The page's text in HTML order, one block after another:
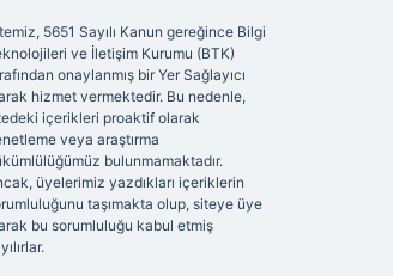
5651 Sayılı Kanun gereğince Bilgi
ve İletişim Kurumu (BTK)
onaylanmış bir Yer Sağlayıcı
hizmet vermektedir. Bu nedenle,
içerikleri proaktif olarak
veya araştırma
bulunmamaktadır.
üyelerimiz yazdıkları içeriklerin
taşımakta olup, siteye üye
bu sorumluluğu kabul etmiş